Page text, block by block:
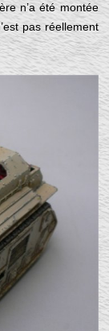
n’a été montée
pas réellement